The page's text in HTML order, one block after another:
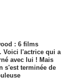
: 6 films
Voici l'actrice qui a
avec lui ! Mais
s'est terminée de